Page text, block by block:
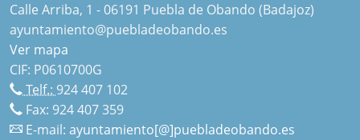
Calle Arriba, 1 - 06191 Puebla de Obando (Badajoz)
ayuntamiento@puebladeobando.es
Ver mapa
CIF: P0610700G
Telf.: 924 407 102
Fax: 924 407 359
E-mail: ayuntamiento[@]puebladeobando.es